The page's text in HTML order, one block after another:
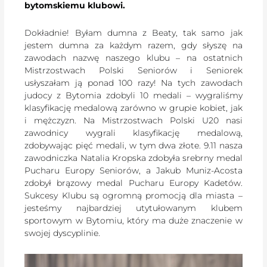
bytomskiemu klubowi.
Dokładnie! Byłam dumna z Beaty, tak samo jak
jestem dumna za każdym razem, gdy słyszę na
zawodach nazwę naszego klubu – na ostatnich
Mistrzostwach Polski Seniorów i Seniorek
usłyszałam ją ponad 100 razy! Na tych zawodach
judocy z Bytomia zdobyli 10 medali – wygraliśmy
klasyfikację medalową zarówno w grupie kobiet, jak
i mężczyzn. Na Mistrzostwach Polski U20 nasi
zawodnicy wygrali klasyfikację medalową,
zdobywając pięć medali, w tym dwa złote. 9.11 nasza
zawodniczka Natalia Kropska zdobyła srebrny medal
Pucharu Europy Seniorów, a Jakub Muniz-Acosta
zdobył brązowy medal Pucharu Europy Kadetów.
Sukcesy Klubu są ogromną promocją dla miasta –
jesteśmy najbardziej utytułowanym klubem
sportowym w Bytomiu, który ma duże znaczenie w
swojej dyscyplinie.